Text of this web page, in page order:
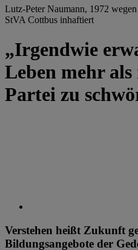
Lutz-Peter Naumann, 1972
StVA Cottbus inhaftiert
„Irgendwie
Leben mehr
Partei zu
Verstehen heißt Zukunft
Bildungsangebote der